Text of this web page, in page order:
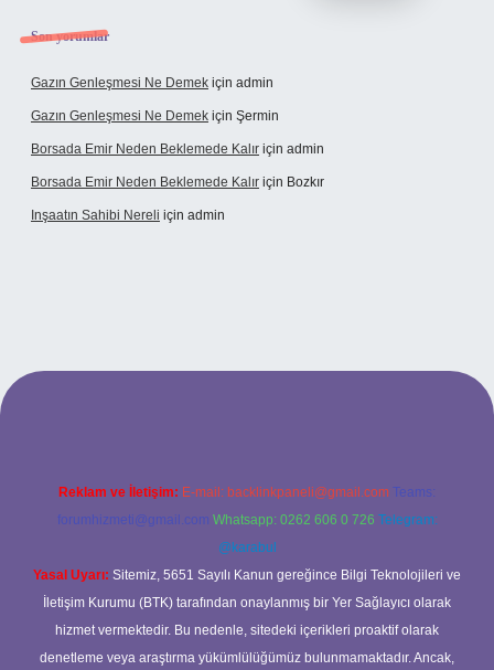
Son yorumlar
Gazın Genleşmesi Ne Demek için admin
Gazın Genleşmesi Ne Demek için Şermin
Borsada Emir Neden Beklemede Kalır için admin
Borsada Emir Neden Beklemede Kalır için Bozkır
Inşaatın Sahibi Nereli için admin
Reklam ve İletişim: E-mail: backlinkpaneli@gmail.com Teams:
forumhizmeti@gmail.com Whatsapp: 0262 606 0 726 Telegram:
@karabul
Yasal Uyarı: Sitemiz, 5651 Sayılı Kanun gereğince Bilgi Teknolojileri ve
İletişim Kurumu (BTK) tarafından onaylanmış bir Yer Sağlayıcı olarak
hizmet vermektedir. Bu nedenle, sitedeki içerikleri proaktif olarak
denetleme veya araştırma yükümlülüğümüz bulunmamaktadır. Ancak,